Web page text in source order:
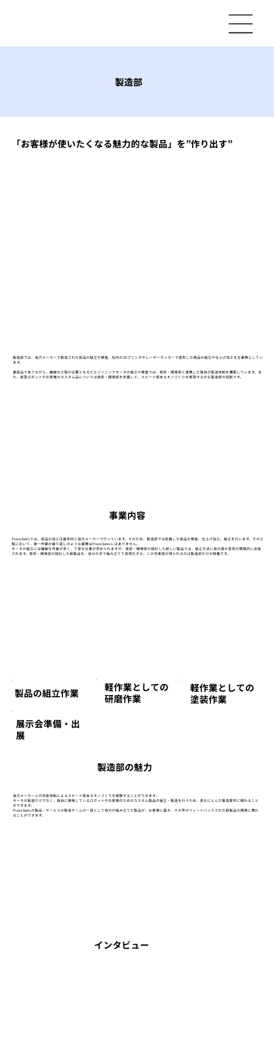
製造部
「お客様が使いたくなる魅力的な製品」を”作り出す”
製造部では、協力メーカーで製造された部品の組立や検査、社内の3Dプリンタやレーザーカッターで造形した商品の組立や仕上げ加工を主業務としてい
ます。
​量産品でありながら、繊細な工程が必要となるピエゾソニックモータの組立や検査では、技術・開発部と連携した独自の製造体制を構築しています。ま
た、新型ロボットやお客様のカスタム品については技術・開発部を支援して、スピード感あるモノづくりを実現するのも製造部の役割です。
事業内容
Piezo Sonicでは、部品の加工は基本的に協力メーカーで行っています。そのため、製造部では到着した部品の検査、仕上げ加工、組立を行います。その工
程において、単一作業の繰り返しのような業務はPiezo Sonicにはありません。
モータの組立には繊細な作業が多く、丁寧な仕事が求められますが、技術・開発部が設計した新しい製品では、組立方法に自分達の意見が積極的に反映
されます。技術・開発部が設計した新製品を、自分の手で組み立てて具現化する、この充実感が得られるのは製造部だけの特権です。
製造部の魅力
協力メーカーとの共創体制によるスピード感あるモノづくりを経験することができます。
モータの製造だけでなく、独自に開発しているロボットやお客様のためのカスタム製品の組立・製造を行うため、変化にとんだ製造案件に関わること
ができます。
​Piezo Sonicの製品・サービスの製造チームの一員として自分が組み立てた製品が、お客様に届き、その声がフィードバックされた新製品の開発に携わ
ることができます。
インタビュー
軽作業としての
研磨作業
軽作業としての
塗装作業
展示会準備・出
展
製品の組立作業